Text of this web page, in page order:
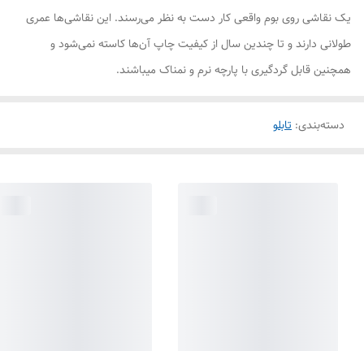
یک نقاشی روی بوم واقعی کار دست به نظر می‌رسند. این نقاشی‌ها عمری
طولانی دارند و تا چندین سال از کیفیت چاپ آن‌ها کاسته نمی‌شود و
همچنین قابل گردگیری با پارچه نرم و نمناک میباشند.
دسته‌بندی: تابلو